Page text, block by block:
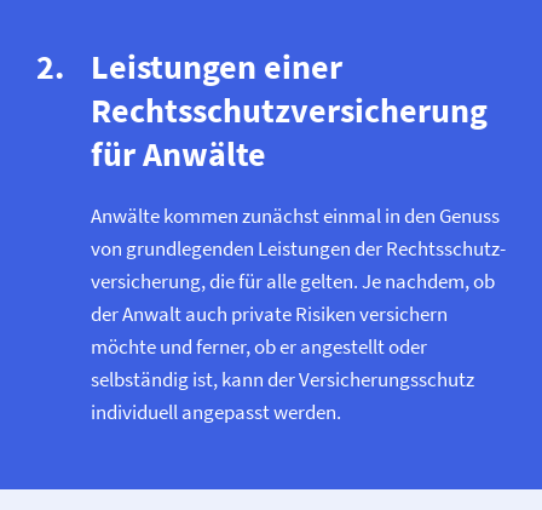
Leistungen einer
Rechtsschutz­versicherung
für Anwälte
Anwälte kommen zunächst einmal in den Genuss
von grundlegenden Leistungen der Rechtsschutz­
versicherung, die für alle gelten. Je nachdem, ob
der Anwalt auch private Risiken versichern
möchte und ferner, ob er angestellt oder
selbständig ist, kann der Versicherungsschutz
individuell angepasst werden.